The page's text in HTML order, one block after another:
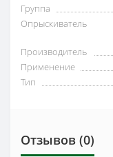
Группа
Опрыскиватель
Производитель
Применение
Тип
Отзывов (0)